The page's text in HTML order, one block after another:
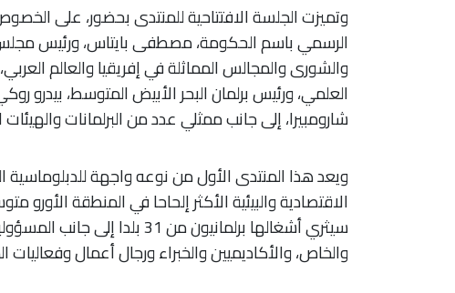
وتميزت الجلسة الافتتاحية للمنتدى بحضور، على
الرسمي باسم الحكومة، مصطفى بايتاس، ورئيس
والشورى والمجالس المماثلة في إفريقيا والعالم
العلمي، ورئيس برلمان البحر الأبيض المتوسط، بيدرو
شارومبيرا، إلى جانب ممثلي عدد من البرلمانات والهيئات
ويعد هذا المنتدى الأول من نوعه واجهة للدبلوماسية
الاقتصادية والبيئية الأكثر إلحاحا في المنطقة
سيثري أشغالها برلمانيون من
والخاص، والأكاديميين والخبراء ورجال أعمال وفعاليات